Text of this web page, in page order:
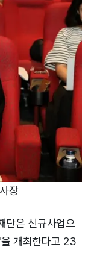
장
단은 신규사업으
개최한다고 23